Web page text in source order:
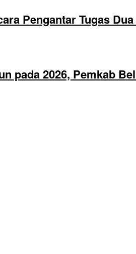
Pengantar Tugas
pada 2026, Pemkab